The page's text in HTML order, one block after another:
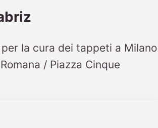
la cura dei tappeti a Milano
/ Piazza Cinque